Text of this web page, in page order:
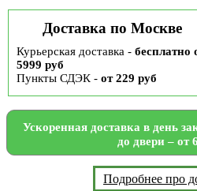
Доставка по Москве
Курьерская доставка - бесплатно
5999 руб
Пункты СДЭК - от 229 руб
Ускоренная доставка в день
до двери – от
Подробнее про